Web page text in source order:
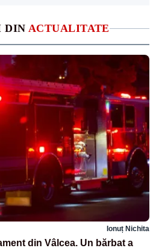
DIN ACTUALITATE
Ionuț Nichita
din Vâlcea. Un bărbat a